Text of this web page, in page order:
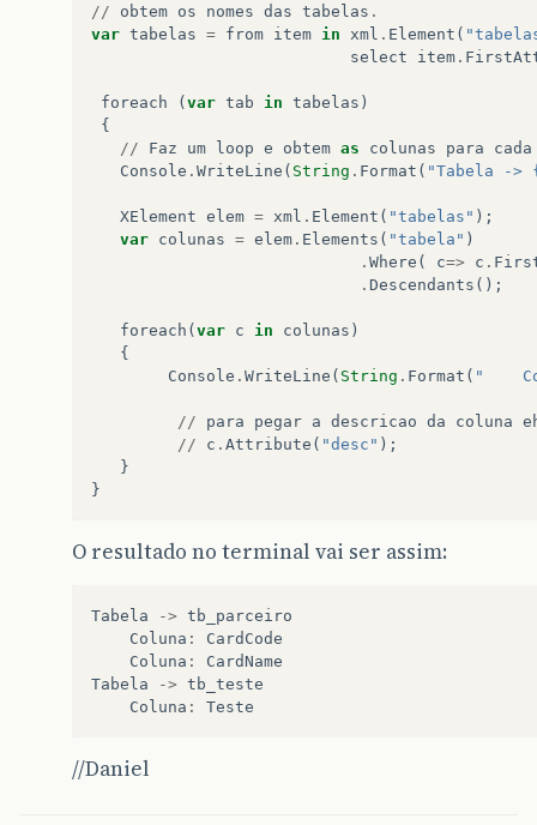
// obtem os nomes das tabelas .
var tabelas = from item in xml . Element (
select
item .
foreach (var tab in tabelas )
{
//
Faz um loop e obtem as colunas para
cada
Console . WriteLine ( String . Format ( "Tabela ->
XElement elem = xml . Element ( "tabelas" );
var colunas = elem . Elements ( "tabela" )
. Where ( c=> c .
. Descendants ();
foreach (var c in colunas )
{
Console . WriteLine ( String . Format ( "
// para pegar a descricao da coluna
//
c . Attribute ( "desc" );
}
}
O resultado no terminal vai ser assim:
Tabela -> tb_parceiro
Coluna :
CardCode
Coluna :
CardName
Tabela
-> tb_teste
Coluna : Teste
//Daniel